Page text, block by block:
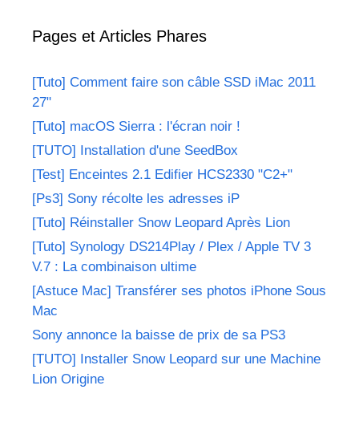
Pages et Articles Phares
[Tuto] Comment faire son câble SSD iMac 2011
27"
[Tuto] macOS Sierra : l'écran noir !
[TUTO] Installation d'une SeedBox
[Test] Enceintes 2.1 Edifier HCS2330 "C2+"
[Ps3] Sony récolte les adresses iP
[Tuto] Réinstaller Snow Leopard Après Lion
[Tuto] Synology DS214Play / Plex / Apple TV 3
V.7 : La combinaison ultime
[Astuce Mac] Transférer ses photos iPhone Sous
Mac
Sony annonce la baisse de prix de sa PS3
[TUTO] Installer Snow Leopard sur une Machine
Lion Origine